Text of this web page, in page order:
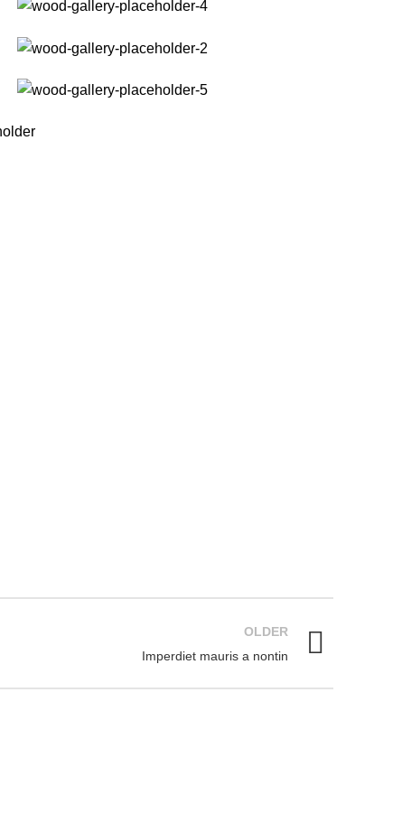
OLDER
Imperdiet mauris a nontin